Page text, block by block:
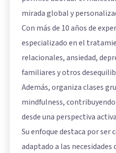
mirada global y
Con más de 10 años de
especializado en el
relacionales, ansiedad,
familiares y otros
Además, organiza clases
mindfulness,
desde una perspectiva
Su enfoque destaca por ser
adaptado a las necesidades